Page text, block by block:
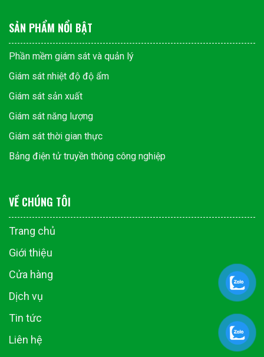
SẢN PHẨM NỔI BẬT
Phần mềm giám sát và quản lý
Giám sát nhiệt độ độ ẩm
Giám sát sản xuất
Giám sát năng lượng
Giám sát thời gian thực
Bảng điện tử truyền thông công nghiệp
VỀ CHÚNG TÔI
Trang chủ
Giới thiệu
Cửa hàng
Dịch vụ
Tin tức
Liên hệ